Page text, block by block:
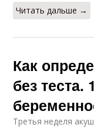
Читать дальше →
Как
без теста.
Третья неделя